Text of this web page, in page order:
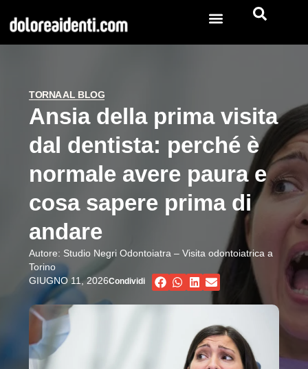
TORNA AL BLOG
Ansia della prima visita
dal dentista: perché è
normale avere paura e
cosa sapere prima di
andare
Autore: Studio Negri Odontoiatra – Visita odontoiatrica a
Torino
GIUGNO 11, 2026Condividi